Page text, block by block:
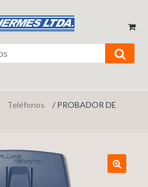
Teléfonos
/ PROBADOR DE